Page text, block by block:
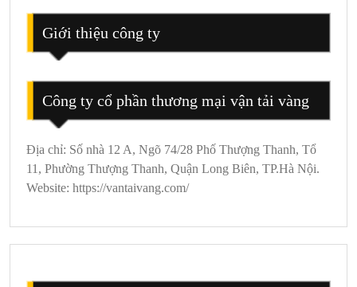
2
Giới thiệu công ty
Công ty cổ phần thương mại vận tải vàng
Địa chỉ: Số nhà 12 A, Ngõ 74/28 Phố Thượng Thanh, Tổ
11, Phường Thượng Thanh, Quận Long Biên, TP.Hà Nội.
Website: https://vantaivang.com/